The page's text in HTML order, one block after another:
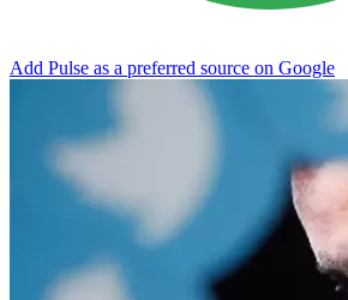
Add Pulse as a preferred source on Google